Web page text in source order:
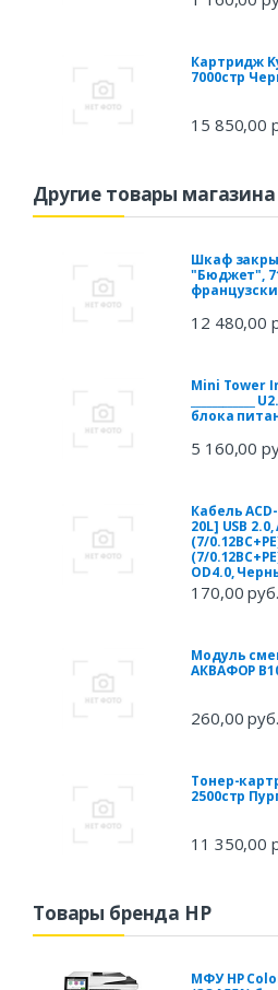
Картридж
7000стр
15 850,00
Другие товары магазина
Шкаф
"Бюджет",
12 480,00
Mini Tower
блока
5 160,00
Кабель
20L] USB
(7/
(7/
OD4.0,
170,00 руб.
Модуль
АКВАФОР
260,00 руб.
Тонер-
2500стр
11 350,00
Товары бренда HP
МФУ HP